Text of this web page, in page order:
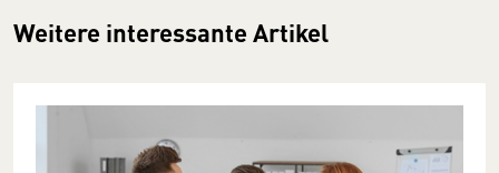
Weitere interessante Artikel